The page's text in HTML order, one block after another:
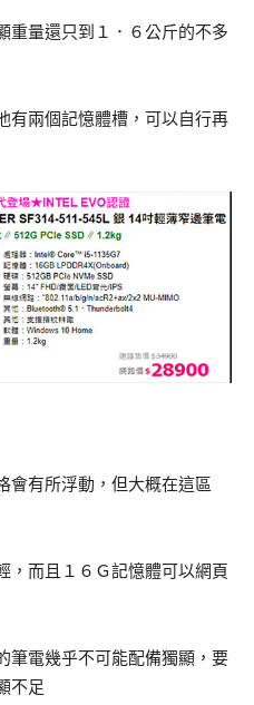
重量還只到１．６公斤的不多
有兩個記憶體槽，可以自行再
會有所浮動，但大概在這區
，而且１６Ｇ記憶體可以網頁
筆電幾乎不可能配備獨顯，要
不足